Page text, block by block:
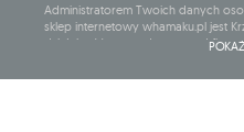
Administratorem Twoich danych
sklep internetowy whamaku.pl jest
działalność gospodarczą pod